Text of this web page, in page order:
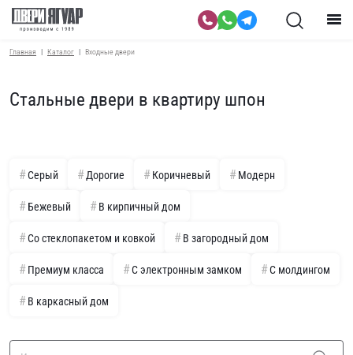
Главная Каталог Входные двери
Стальные двери в квартиру шпон
Серый Дорогие Коричневый Модерн
Бежевый В кирпичный дом
Со стеклопакетом и ковкой В загородный дом
Премиум класса С электронным замком С молдингом
В каркасный дом